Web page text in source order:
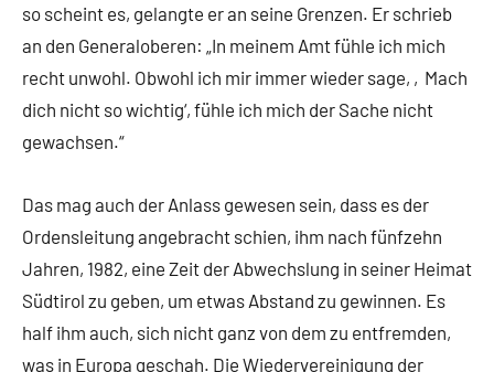
so scheint es, gelangte er an seine Grenzen. Er schrieb
an den Generaloberen: „In meinem Amt fühle ich mich
recht unwohl. Obwohl ich mir immer wieder sage, ‚Mach
dich nicht so wichtig‘, fühle ich mich der Sache nicht
gewachsen.“
Das mag auch der Anlass gewesen sein, dass es der
Ordensleitung angebracht schien, ihm nach fünfzehn
Jahren, 1982, eine Zeit der Abwechslung in seiner Heimat
Südtirol zu geben, um etwas Abstand zu gewinnen. Es
half ihm auch, sich nicht ganz von dem zu entfremden,
was in Europa geschah. Die Wiedervereinigung der